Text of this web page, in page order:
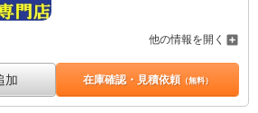
他の情報を開く
加 在庫確認・見積依頼（無料）